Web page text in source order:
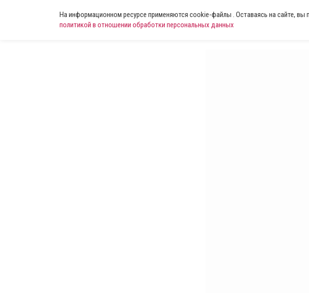
На информационном ресурсе применяются cookie-файлы . Оставаясь на сайте, вы
политикой в отношении обработки персональных данных